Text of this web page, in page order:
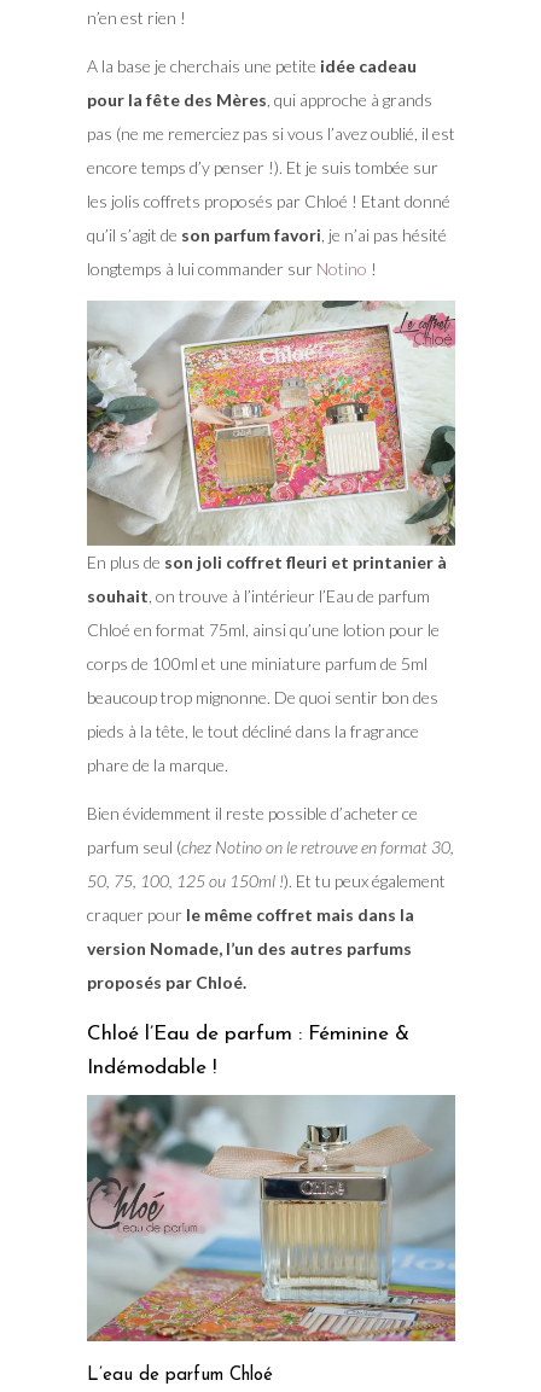
n’en est rien !
A la base je cherchais une petite idée cadeau
pour la fête des Mères , qui approche à grands
pas (ne me remerciez pas si vous l’avez oublié, il est
encore temps d’y penser !). Et je suis tombée sur
les jolis coffrets proposés par Chloé ! Etant donné
qu’il s’agit de son parfum favori , je n’ai pas hésité
longtemps à lui commander sur Notino !
En plus de son joli coffret fleuri et printanier à
souhait , on trouve à l’intérieur l’Eau de parfum
Chloé en format 75ml, ainsi qu’une lotion pour le
corps de 100ml et une miniature parfum de 5ml
beaucoup trop mignonne. De quoi sentir bon des
pieds à la tête, le tout décliné dans la fragrance
phare de la marque.
Bien évidemment il reste possible d’acheter ce
parfum seul (chez Notino on le retrouve en format 30,
50, 75, 100, 125 ou 150ml !). Et tu peux également
craquer pour le même coffret mais dans la
version Nomade, l’un des autres parfums
proposés par Chloé.
Chloé l’Eau de parfum : Féminine &
Indémodable !
L’eau de parfum Chloé